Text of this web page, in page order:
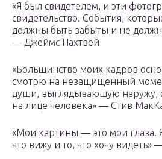
«Я был свидетелем, и эти
свидетельство. События,
должны быть забыты и не
— Джеймс Нахтвей
«Большинство моих кадров
смотрю на незащищенный
души, выглядывающую наружу,
на лице человека» — Стив
«Мои картины — это мои глаза.
что вижу и то, что хочу видеть»